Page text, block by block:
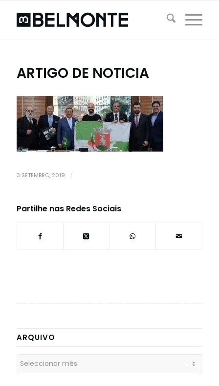
ARTIGO DE NOTICIA
3 SETEMBRO, 2019 /
Partilhe nas Redes Sociais
ARQUIVO